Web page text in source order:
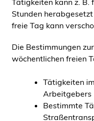
Tätigkeiten kann z. B.
Stunden
freie Tag kann
Die Bestimmungen
wöchentlichen freien
Tätigkeiten
Arbeitgebers
Bestimmte